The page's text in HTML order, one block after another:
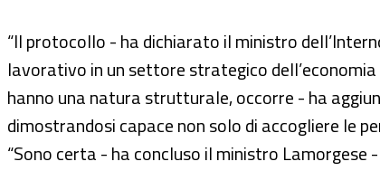
“Il protocollo - ha dichiarato il ministro
lavorativo in un settore strategico
hanno una natura strutturale, occorre - ha
dimostrandosi capace non solo di accogliere le
“Sono certa - ha concluso il ministro